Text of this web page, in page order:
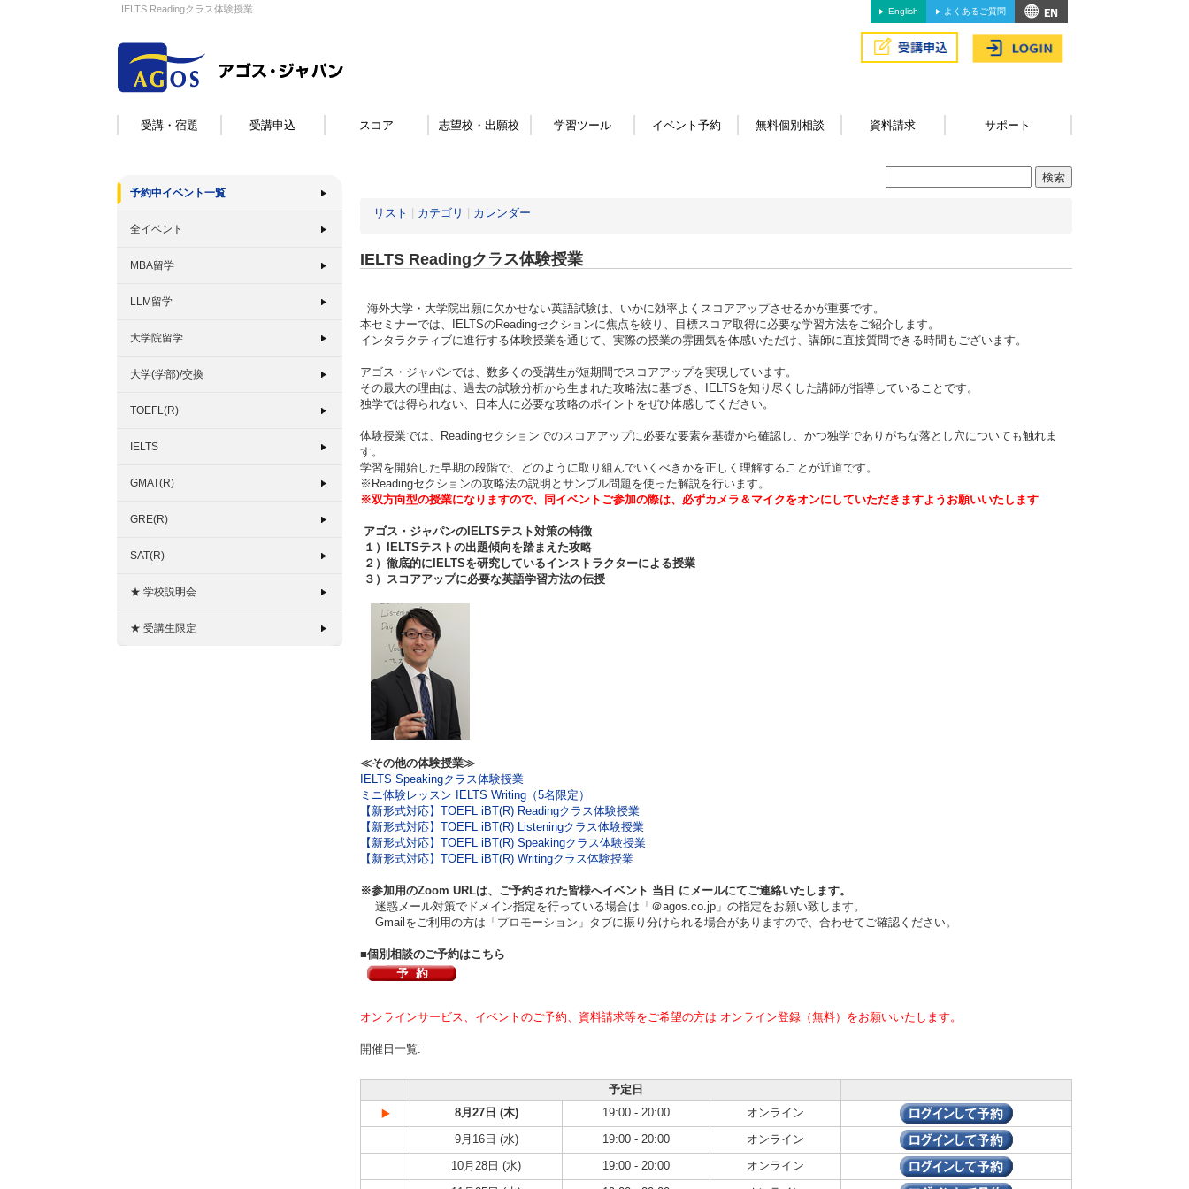
IELTS Readingクラス体験授業 English よくあるご質問
受講・宿題 受講申込 スコア 志望校・出願校 学習ツール イベント予約 無料個別相談 資料請求 サポート
予約中イベント一覧
全イベント
MBA留学
LLM留学
大学院留学
大学(学部)/交換
TOEFL(R)
IELTS
GMAT(R)
GRE(R)
SAT(R)
★ 学校説明会
★ 受講生限定
リスト カテゴリ カレンダー
IELTS Readingクラス体験授業
海外大学・大学院出願に欠かせない英語試験は、いかに効率よくスコアアップさせるかが重要です。
本セミナーでは、IELTSのReadingセクションに焦点を絞り、目標スコア取得に必要な学習方法をご紹介します。
インタラクティブに進行する体験授業を通じて、実際の授業の雰囲気を体感いただけ、講師に直接質問できる時間もございます。
アゴス・ジャパンでは、数多くの受講生が短期間でスコアアップを実現しています。
その最大の理由は、過去の試験分析から生まれた攻略法に基づき、IELTSを知り尽くした講師が指導していることです。
独学では得られない、日本人に必要な攻略のポイントをぜひ体感してください。
体験授業では、Readingセクションでのスコアアップに必要な要素を基礎から確認し、かつ独学でありがちな落とし穴についても触れま
す。
学習を開始した早期の段階で、どのように取り組んでいくべきかを正しく理解することが近道です。
※Readingセクションの攻略法の説明とサンプル問題を使った解説を行います。
※双方向型の授業になりますので、同イベントご参加の際は、必ずカメラ＆マイクをオンにしていただきますようお願いいたします
アゴス・ジャパンのIELTSテスト対策の特徴
１）IELTSテストの出題傾向を踏まえた攻略
２）徹底的にIELTSを研究しているインストラクターによる授業
３）スコアアップに必要な英語学習方法の伝授
≪その他の体験授業≫
IELTS Speakingクラス体験授業
ミニ体験レッスン IELTS Writing（5名限定）
【新形式対応】TOEFL iBT(R) Readingクラス体験授業
【新形式対応】TOEFL iBT(R) Listeningクラス体験授業
【新形式対応】TOEFL iBT(R) Speakingクラス体験授業
【新形式対応】TOEFL iBT(R) Writingクラス体験授業
※参加用のZoom URLは、ご予約された皆様へイベント 当日 にメールにてご連絡いたします。
迷惑メール対策でドメイン指定を行っている場合は「＠agos.co.jp」の指定をお願い致します。
Gmailをご利用の方は「プロモーション」タブに振り分けられる場合がありますので、合わせてご確認ください。
■個別相談のご予約はこちら
オンラインサービス、イベントのご予約、資料請求等をご希望の方は オンライン登録（無料）をお願いいたします。
開催日一覧:
予定日
8月27日 (木)
19:00 - 20:00
オンライン
9月16日 (水)
19:00 - 20:00
オンライン
10月28日 (水)
19:00 - 20:00
オンライン